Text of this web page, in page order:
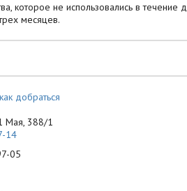
которое не использовались в
месяцев.
добраться
Мая, 388/1
14
05